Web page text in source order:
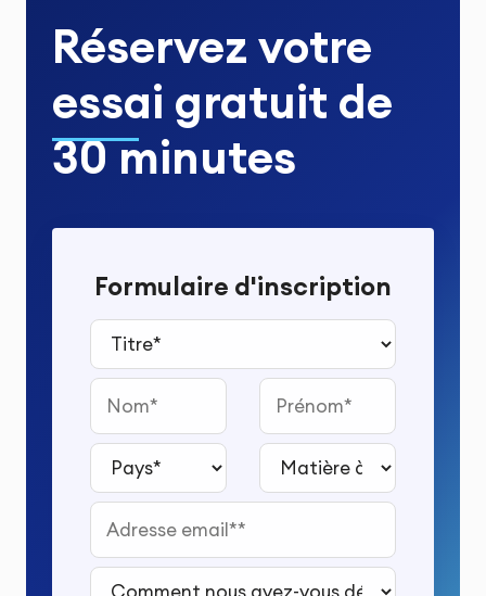
Réservez votre
essai gratuit de
30 minutes
Formulaire d'inscription
Titre*
Nom Prénom
Pays* Matière à étudier*
Adresse email*
Comment nous avez-vous découvert ?*